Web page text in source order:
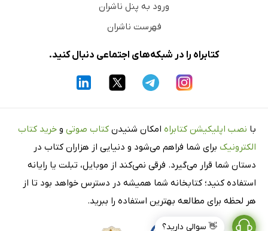
👋 سوالی دارید؟
ورود به پنل ناشران
فهرست ناشران
کتابراه را در شبکه‌های اجتماعی دنبال کنید.
با نصب اپلیکیشن کتابراه امکان شنیدن کتاب صوتی و خرید کتاب
الکترونیک برای شما فراهم می‌شود و دنیایی از هزاران کتاب در
دستان شما قرار می‌گیرد. فرقی نمی‌کند از موبایل، تبلت یا رایانه
استفاده کنید؛ کتابخانه شما همیشه در دسترس خواهد بود تا از
هر لحظه برای مطالعه بهترین استفاده را ببرید.